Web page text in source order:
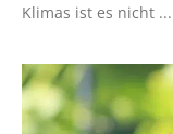
Klimas ist es nicht ...